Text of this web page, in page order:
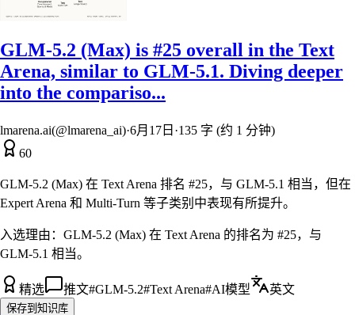
GLM-5.2 (Max) is #25 overall in the Text
Arena, similar to GLM-5.1. Diving deeper
into the compariso...
lmarena.ai(@lmarena_ai)·6月17日 ·135 字 (约 1 分钟)
60
GLM-5.2 (Max) 在 Text Arena 排名 #25，与 GLM-5.1 相当，但在
Expert Arena 和 Multi-Turn 等子类别中表现有所提升。
入选理由： GLM-5.2 (Max) 在 Text Arena 的排名为 #25，与
GLM-5.1 相当。
精选 推文#GLM-5.2#Text Arena#AI模型 英文
保存到知识库